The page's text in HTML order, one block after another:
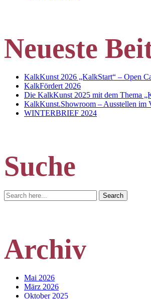
Neueste
KalkKunst 2026 „KalkStart“ – Open
KalkFördert 2026
Die KalkKunst 2025 mit dem Thema
KalkKunst.Showroom – Ausstellen im
WINTERBRIEF 2024
Suche
Search
for:
Search
Archiv
Mai 2026
März 2026
Oktober 2025